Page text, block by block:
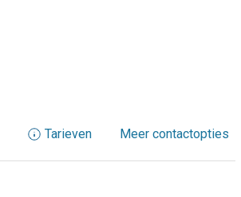
Tarieven Meer contactopties